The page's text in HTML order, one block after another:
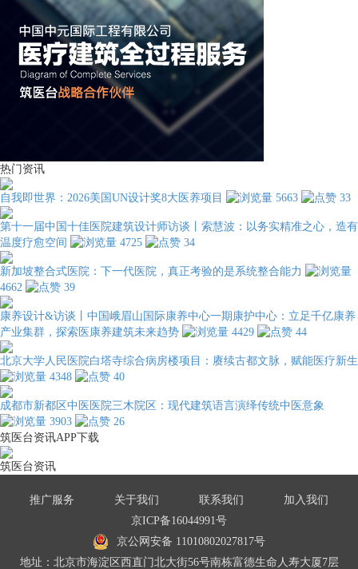
热门资讯
自我即世界：2026美国UN设计奖8大医养项目 5663 33
第十一届中国十佳医院建筑设计师访谈丨索慧波：以务实精准之心，造有
温度疗愈空间
4725 34
新加坡整合式医院：下一代医院，真正考验的是系统整合能力
4662
39
康养设计&访谈丨中国峨眉山国际康养中心一期康护中心：立足千亿康养
产业集群，探索医康养建筑未来趋势
4429 44
北京大学人民医院白塔寺综合病房楼项目：赓续古都文脉，赋能医疗新生
4348
40
成都市新都区中医医院三木院区：现代建筑语言演绎传统中医意象
3903
26
筑医台资讯APP下载
筑医台资讯
推广服务 关于我们 联系我们
加入我们
京ICP备16044991号
京公网安备 11010802027817号
地址：北京市海淀区西直门北大街56号南栋富德生命人寿大厦7层